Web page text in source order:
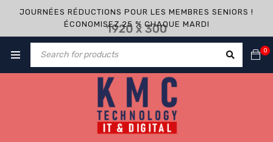
JOURNÉES RÉDUCTIONS POUR LES MEMBRES SENIORS !
ÉCONOMISEZ 25 % CHAQUE MARDI
0